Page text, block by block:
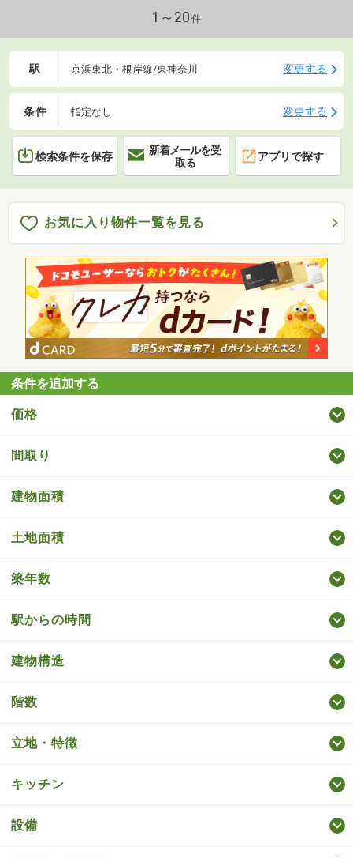
1～20 件
駅 京浜東北・根岸線/東神奈川 変更する
条件 指定なし 変更する
検索条件を保存
新着メールを受
取る
アプリで探す
お気に入り物件一覧を見る
条件を追加する
価格
間取り
建物面積
土地面積
築年数
駅からの時間
建物構造
階数
立地・特徴
キッチン
設備